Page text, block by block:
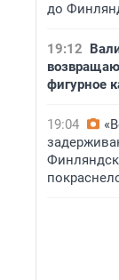
до
19:12
фигурное
19:04